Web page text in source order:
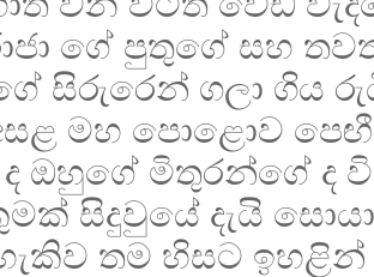
ගේ පුතුගේ සහ
සිරුරෙන් ගලා ගිය
අසළ මහ පොළොව
ද ඔහුගේ මිතුරන්ගේ ද
සිදුවුයේ දැයි
තම හිසට